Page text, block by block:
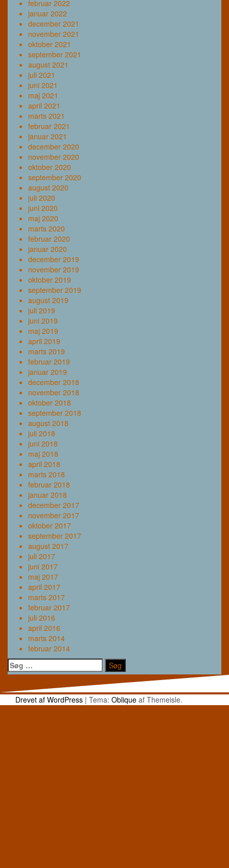
februar 2022
januar 2022
december 2021
november 2021
oktober 2021
september 2021
august 2021
juli 2021
juni 2021
maj 2021
april 2021
marts 2021
februar 2021
januar 2021
december 2020
november 2020
oktober 2020
september 2020
august 2020
juli 2020
juni 2020
maj 2020
marts 2020
februar 2020
januar 2020
december 2019
november 2019
oktober 2019
september 2019
august 2019
juli 2019
juni 2019
maj 2019
april 2019
marts 2019
februar 2019
januar 2019
december 2018
november 2018
oktober 2018
september 2018
august 2018
juli 2018
juni 2018
maj 2018
april 2018
marts 2018
februar 2018
januar 2018
december 2017
november 2017
oktober 2017
september 2017
august 2017
juli 2017
juni 2017
maj 2017
april 2017
marts 2017
februar 2017
juli 2016
april 2016
marts 2014
februar 2014
Søg
efter:
Drevet af WordPress | Tema: Oblique af Themeisle.